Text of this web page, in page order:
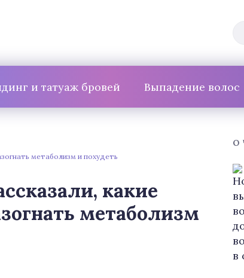
и татуаж бровей Выпадение волос
метаболизм и похудеть
какие
метаболизм
О